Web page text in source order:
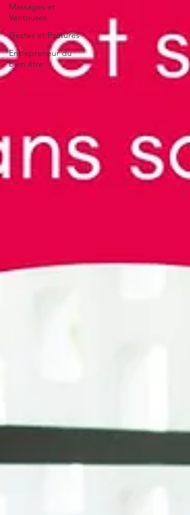
Massages et
Ventouses
Gestes et Postures
Entrepreneur du
bien être